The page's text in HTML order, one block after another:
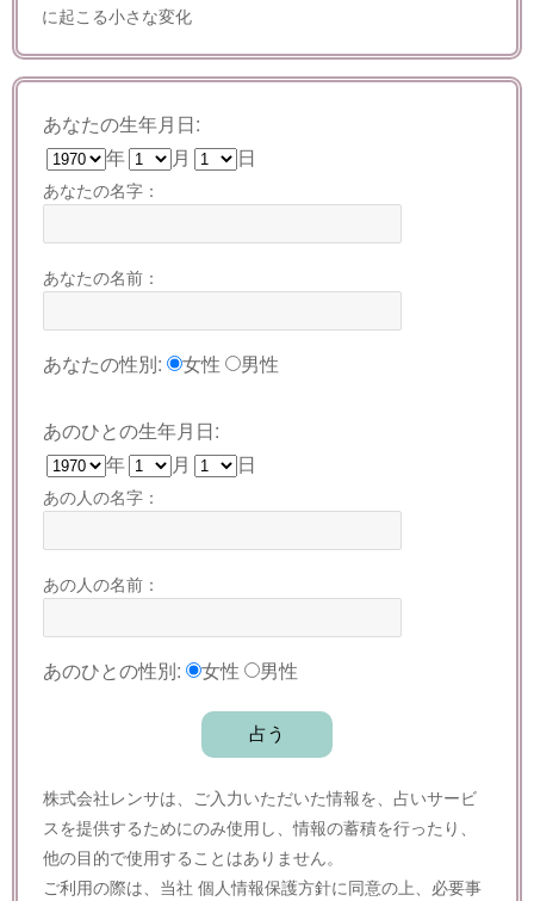
に起こる小さな変化
あなたの生年月日:
年
月 日
あなたの名字：
あなたの名前：
あなたの性別: 女性 男性
あのひとの生年月日:
年
月 日
あの人の名字：
あの人の名前：
あのひとの性別: 女性 男性
株式会社レンサは、ご入力いただいた情報を、占いサービ
スを提供するためにのみ使用し、情報の蓄積を行ったり、
他の目的で使用することはありません。
ご利用の際は、当社個人情報保護方針に同意の上、必要事